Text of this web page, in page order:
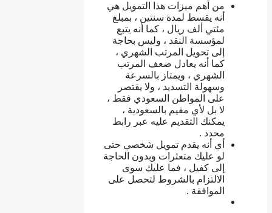
من أهم ميزات هذا التمويل هي
أنه يقسط لمدة سنتين ، بمبلغ
مئتي ألف ريال ، كما أنه يتبع
لمؤسسة النقد ، وليس بحاجة
إلى تحويل المرتب الشهري ،
كما أنه يعادل ضعف المرتب
الشهري ، ويمتاز بالسرعة
وسهولة التسديد ، ولا يقتصر
على المواطن السعودي فقط ،
لا بل لأي مقيم بالسعودية ،
يمكنك التقديم عليه عبر رابط
محدد .
أي أنه يقدم تمويل شخصي حتى
لو عليك متعثرات وبدون الحاجة
إلى كفيل ، فما عليك سوى
الالتزام بالشروط لتحصل على
الموافقة .